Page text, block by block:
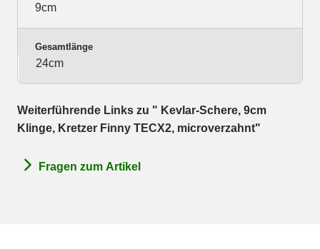
9cm
Gesamtlänge
24cm
Weiterführende Links zu " Kevlar-Schere, 9cm
Klinge, Kretzer Finny TECX2, microverzahnt"
Fragen zum Artikel